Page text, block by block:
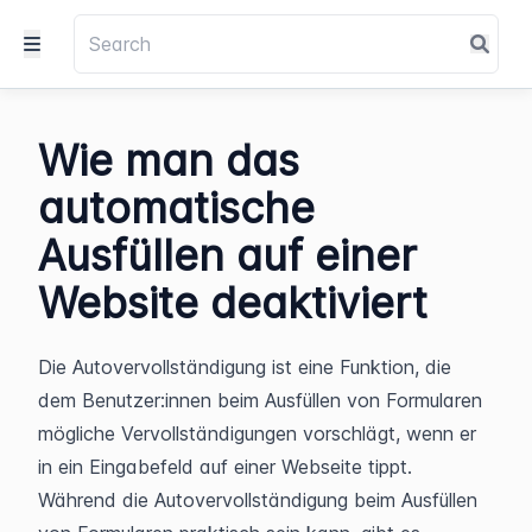
Wie man das
automatische
Ausfüllen auf einer
Website deaktiviert
Die Autovervollständigung ist eine Funktion, die
dem Benutzer:innen beim Ausfüllen von Formularen
mögliche Vervollständigungen vorschlägt, wenn er
in ein Eingabefeld auf einer Webseite tippt.
Während die Autovervollständigung beim Ausfüllen